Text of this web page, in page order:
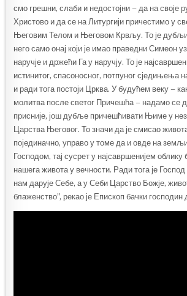
смо грешни, слаби и недостојни – да на своје
Христово и да се на Литургији причестимо у
Његовим Телом и Његовом Крвљу. То је дубљи
него само онај који је имао праведни Симеон
наручје и држећи Га у наручју. То је
истинитог, спасоносног, потпуног сједињења
и ради тога постоји Црква. У будућем веку –
молитва после светог Причешћа – надамо се
присније, још дубље причешћивати Њиме у
Царства Његовог. То значи да је смисао
појединачно, управо у томе да и овде на
Господом, тај сусрет у најсавршенијем облику
нашега живота у вечности. Ради тога је
нам дарује Себе, а у Себи Царство Божје,
блаженство”, рекао је Епископ бачки господин